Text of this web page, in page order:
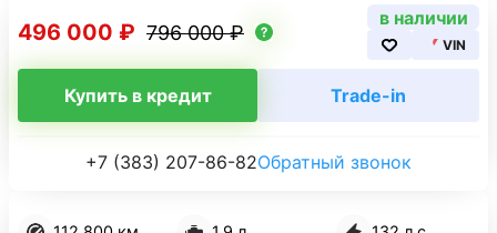
496 000 ₽ 796 000 ₽
в наличии
VIN
Купить в кредит Trade-in
+7 (383) 207-86-82Обратный звонок